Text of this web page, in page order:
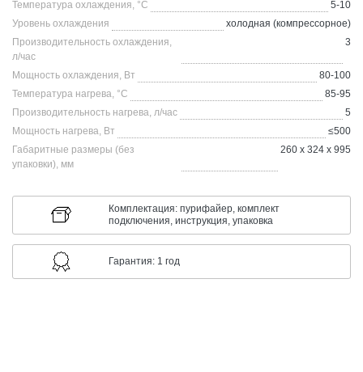
Температура охлаждения, °C
5-10
Уровень охлаждения
холодная (компрессорное)
Производительность охлаждения,
л/час
3
Мощность охлаждения, Вт
80-100
Температура нагрева, °C
85-95
Производительность нагрева, л/час
5
Мощность нагрева, Вт
≤500
Габаритные размеры (без
упаковки), мм
260 x 324 х 995
Комплектация: пурифайер, комплект
подключения, инструкция, упаковка
Гарантия: 1 год